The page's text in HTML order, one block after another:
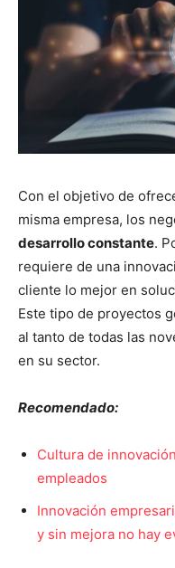
Con el objetivo de
misma empresa, los
desarrollo constante.
requiere de una
cliente lo mejor en
Este tipo de proyectos
al tanto de todas las
en su sector.
Recomendado:
Cultura de
empleados
Innovación
y sin mejora no hay